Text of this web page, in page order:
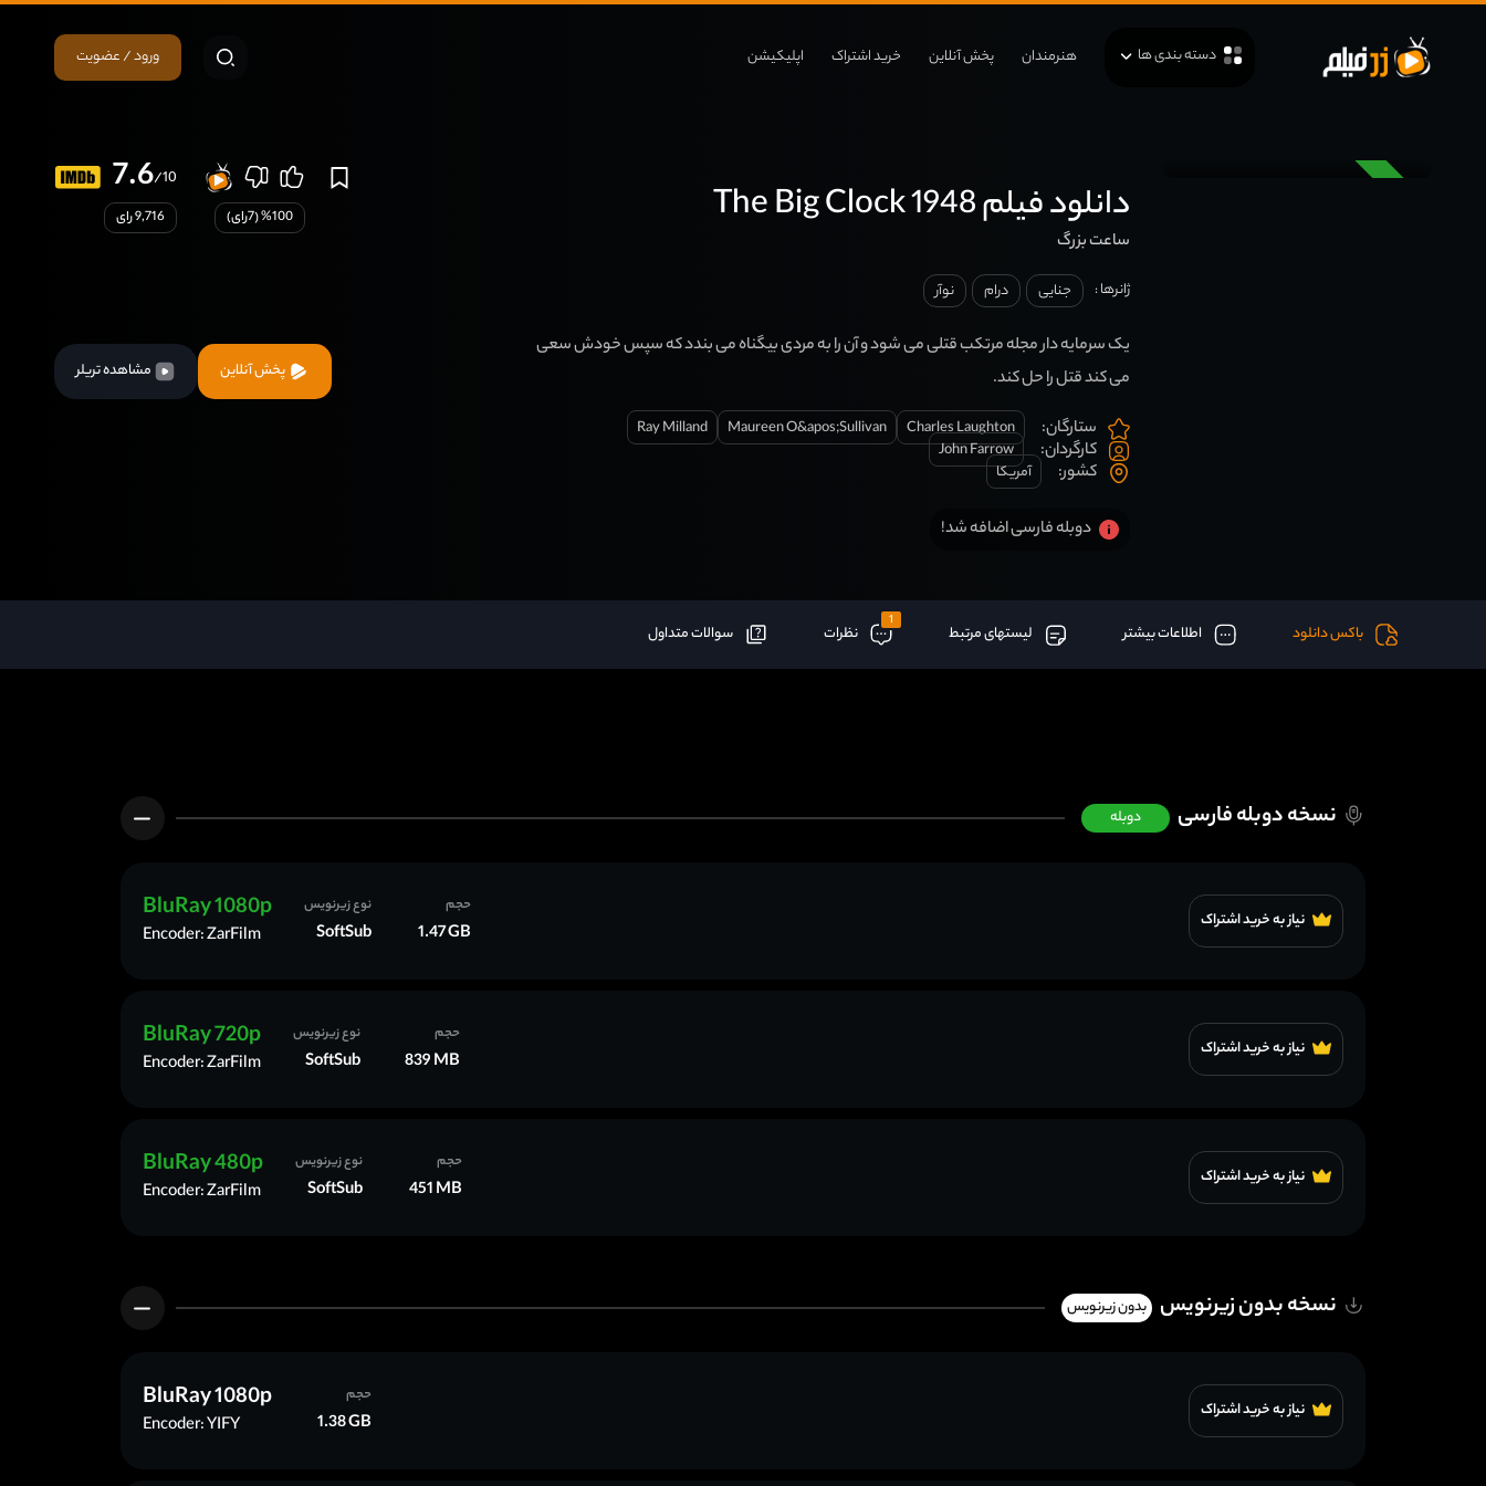
دسته بندی ها هنرمندان پخش آنلاین خرید اشتراک اپلیکیشن ورود / عضویت
دانلود فیلم The Big Clock 1948
ساعت بزرگ
ژانرها : جنایی درام نوآر
یک سرمایه دار مجله مرتکب قتلی می شود و آن را به مردی بیگناه می بندد که سپس خودش سعی
می کند قتل را حل کند.
ستارگان:
Charles Laughton
Maureen O&apos;Sullivan
Ray Milland
کارگردان: John Farrow
کشور: آمریکا
دوبله فارسی اضافه شد!
7.6/10
9,716 رای 100
% (
7رای)
پخش آنلاین مشاهده تریلر
باکس دانلود اطلاعات بیشتر لیستهای مرتبط
1
نظرات سوالات متداول
نسخه دوبله فارسی دوبله
نیاز به خرید اشتراک
حجم
1.47 GB
نوع زیرنویس
SoftSub
BluRay 1080p
Encoder: ZarFilm
نیاز به خرید اشتراک
حجم
839 MB
نوع زیرنویس
SoftSub
BluRay 720p
Encoder: ZarFilm
نیاز به خرید اشتراک
حجم
451 MB
نوع زیرنویس
SoftSub
BluRay 480p
Encoder: ZarFilm
نسخه بدون زیرنویس بدون زیرنویس
نیاز به خرید اشتراک
حجم
1.38 GB
BluRay 1080p
Encoder: YIFY